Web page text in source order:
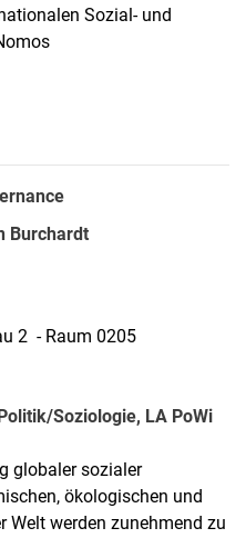
Sozial- und
Burchardt
2 - Raum 0205
Soziologie, LA PoWi
globaler sozialer
ökologischen und
Welt werden zunehmend zu